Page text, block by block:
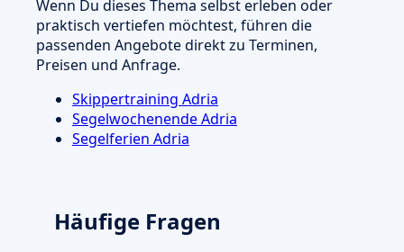
Wenn Du dieses Thema selbst erleben oder
praktisch vertiefen möchtest, führen die
passenden Angebote direkt zu Terminen,
Preisen und Anfrage.
Skippertraining Adria
Segelwochenende Adria
Segelferien Adria
Häufige Fragen